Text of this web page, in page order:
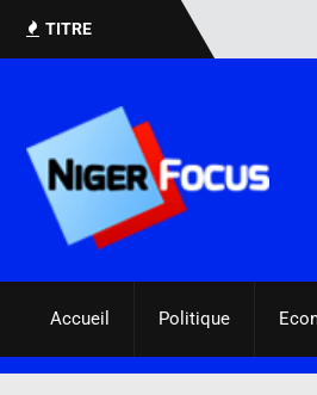
TITRE
Accueil Politique